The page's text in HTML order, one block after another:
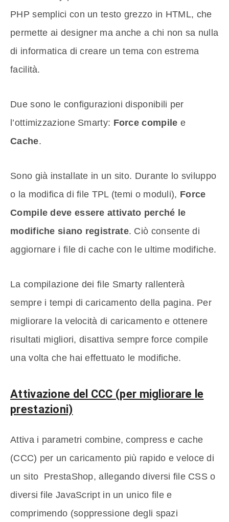
PHP semplici con un testo grezzo in HTML, che
permette ai designer ma anche a chi non sa nulla
di informatica di creare un tema con estrema
facilità.
Due sono le configurazioni disponibili per
l’ottimizzazione Smarty: Force compile e
Cache.
Sono già installate in un sito. Durante lo sviluppo
o la modifica di file TPL (temi o moduli), Force
Compile deve essere attivato perché le
modifiche siano registrate. Ciò consente di
aggiornare i file di cache con le ultime modifiche.
La compilazione dei file Smarty rallenterà
sempre i tempi di caricamento della pagina. Per
migliorare la velocità di caricamento e ottenere
risultati migliori, disattiva sempre force compile
una volta che hai effettuato le modifiche.
Attivazione del CCC (per migliorare le
prestazioni)
Attiva i parametri combine, compress e cache
(CCC) per un caricamento più rapido e veloce di
un sito PrestaShop, allegando diversi file CSS o
diversi file JavaScript in un unico file e
comprimendo (soppressione degli spazi